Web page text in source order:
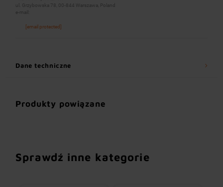
ul. Grzybowska 78, 00-844 Warszawa, Poland
e-mail:
[email protected]
Dane techniczne
Produkty powiązane
Sprawdź inne kategorie